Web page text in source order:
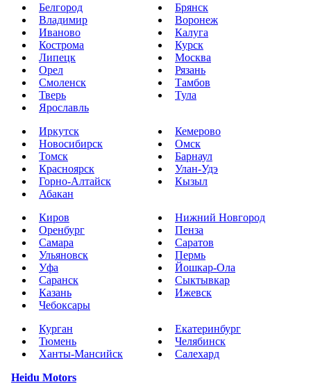
Белгород
Брянск
Владимир
Воронеж
Иваново
Калуга
Кострома
Курск
Липецк
Москва
Орел
Рязань
Смоленск
Тамбов
Тверь
Тула
Ярославль
Иркутск
Кемерово
Новосибирск
Омск
Томск
Барнаул
Красноярск
Улан-Удэ
Горно-Алтайск
Кызыл
Абакан
Киров
Нижний Новгород
Оренбург
Пенза
Самара
Саратов
Ульяновск
Пермь
Уфа
Йошкар-Ола
Саранск
Сыктывкар
Казань
Ижевск
Чебоксары
Курган
Екатеринбург
Тюмень
Челябинск
Ханты-Мансийск
Салехард
Heidu Motors